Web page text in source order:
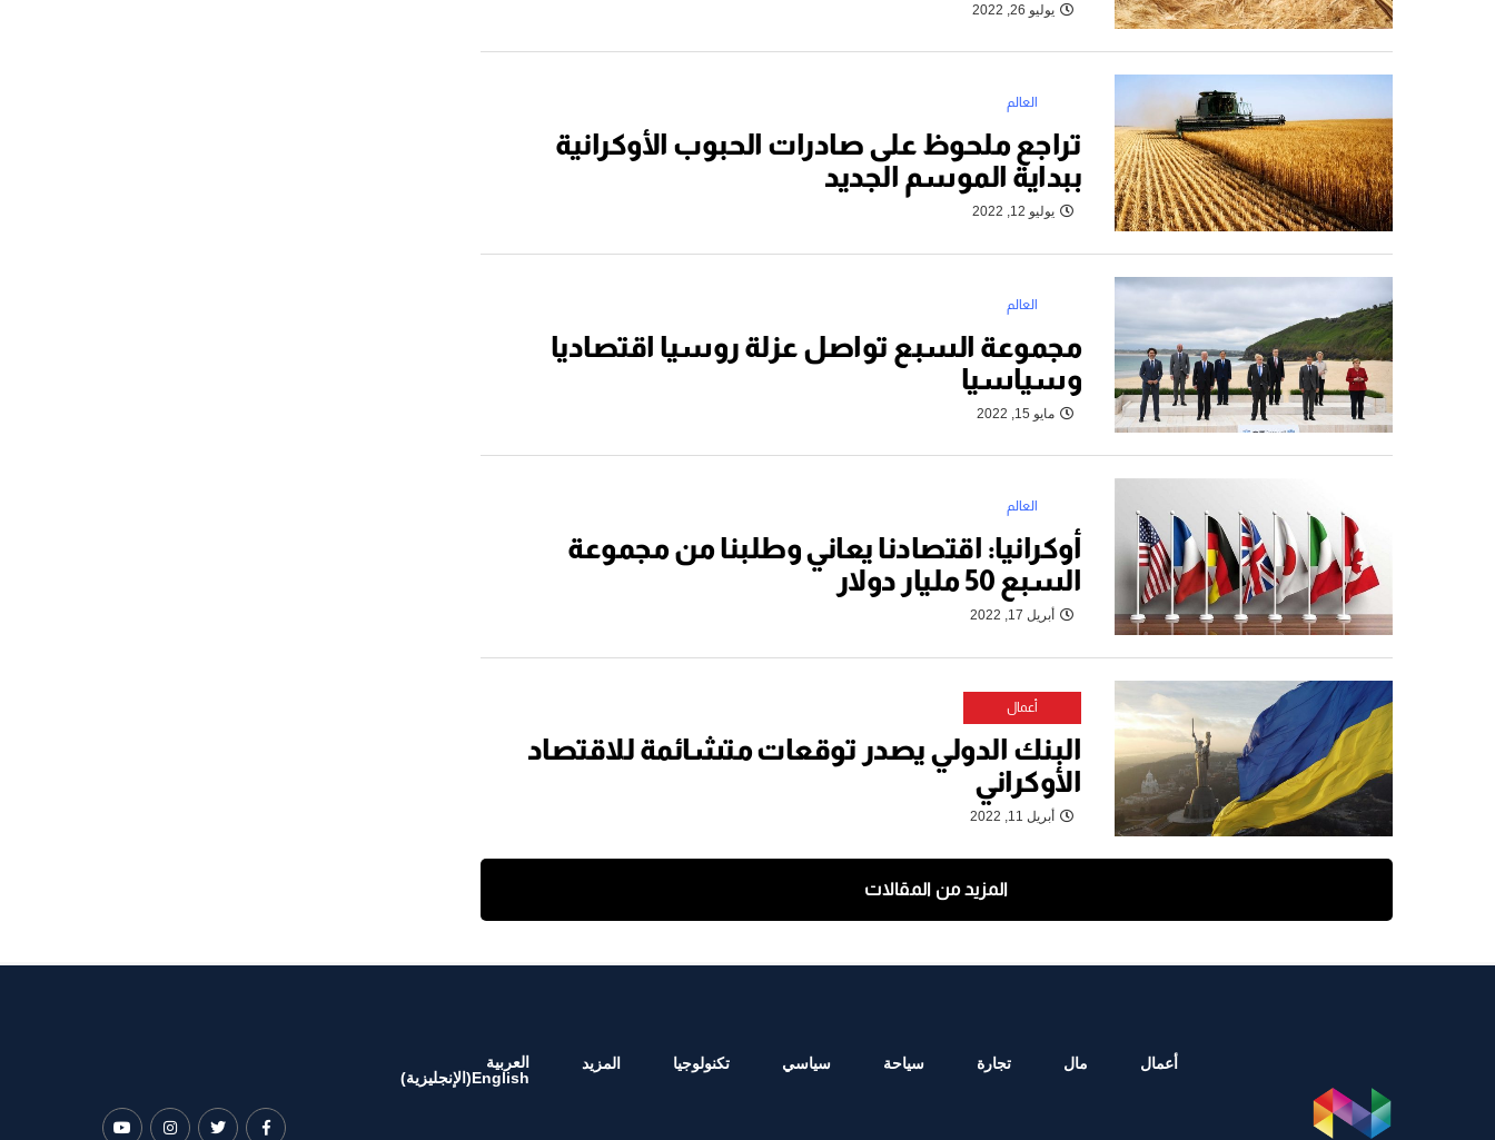
يوليو 26, 2022
العالم
تراجع ملحوظ على صادرات الحبوب الأوكرانية
ببداية الموسم الجديد
يوليو 12, 2022
العالم
مجموعة السبع تواصل عزلة روسيا اقتصاديا
وسياسيا
مايو 15, 2022
العالم
أوكرانيا: اقتصادنا يعاني وطلبنا من مجموعة
السبع 50 مليار دولار
أبريل 17, 2022
أعمال
البنك الدولي يصدر توقعات متشائمة للاقتصاد
الأوكراني
أبريل 11, 2022
المزيد من المقالات
أعمال مال تجارة سياحة سياسي تكنولوجيا المزيد
العربية
English
( الإنجليزية)